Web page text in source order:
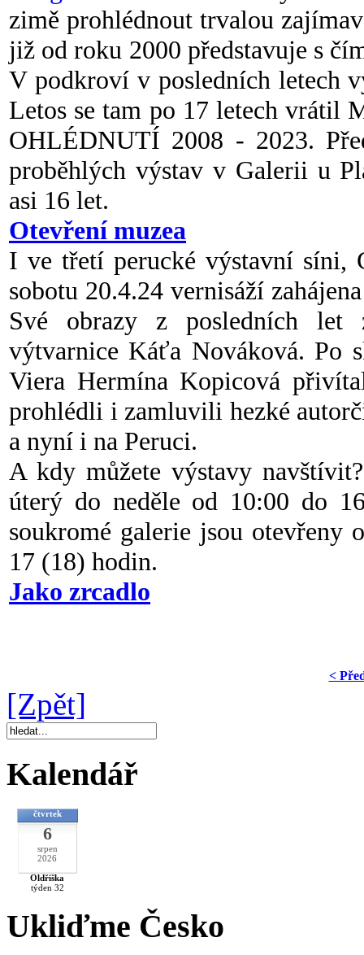
zimě prohlédnout trvalou
již od roku 2000 představuje s
V podkroví v posledních letech
Letos se tam po 17 letech vrátil
OHLÉDNUTÍ 2008 - 2023.
proběhlých výstav v Galerii u
asi 16 let.
Otevření muzea
I ve třetí perucké výstavní síni,
sobotu 20.4.24 vernisáží
Své obrazy z posledních let
výtvarnice Káťa Nováková. Po
Viera Hermína Kopicová
prohlédli i zamluvili hezké
a nyní i na Peruci.
A kdy můžete výstavy
úterý do neděle od 10:00 do
soukromé galerie jsou otevřeny
17 (18) hodin.
Jako zrcadlo
<
[Zpět]
Kalendář
čtvrtek
6
srpen
2026
Oldřiška
týden 32
Ukliďme Česko